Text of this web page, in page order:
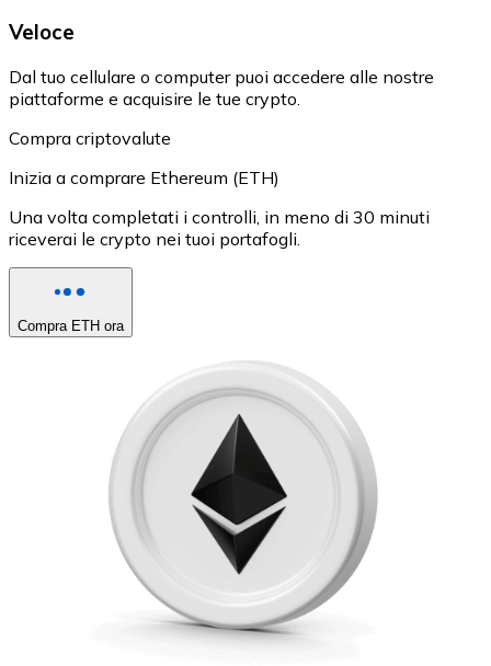
Veloce
Dal tuo cellulare o computer puoi accedere alle nostre
piattaforme e acquisire le tue crypto.
Compra criptovalute
Inizia a comprare Ethereum (ETH)
Una volta completati i controlli, in meno di 30 minuti
riceverai le crypto nei tuoi portafogli.
Compra ETH ora